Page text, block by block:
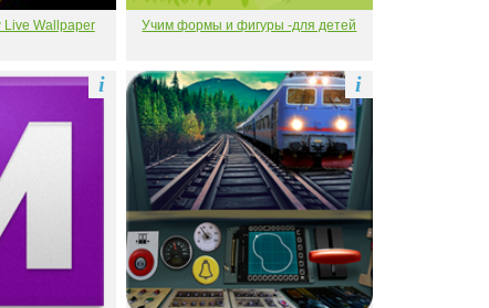
Live Wallpaper Учим формы и фигуры -для детей
i i